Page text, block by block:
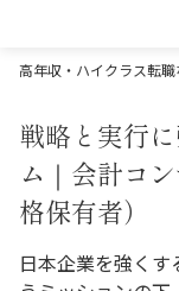
高年収・ハイクラス転
戦略と実行
ム｜会計コ
格保有者）
日本企業を強く